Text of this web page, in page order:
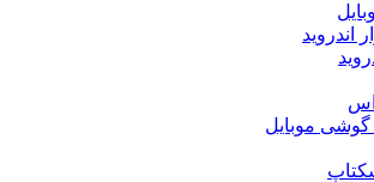
اندروید
موبایل